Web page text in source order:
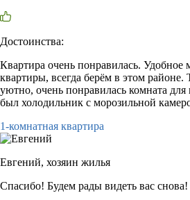
Достоинства:
Квартира очень понравилась. Удобное
квартиры, всегда берём в этом
уютно, очень понравилась комната для
был холодильник с морозильной
1-комнатная квартира
Евгений, хозяин жилья
Спасибо! Будем рады видеть вас снова!